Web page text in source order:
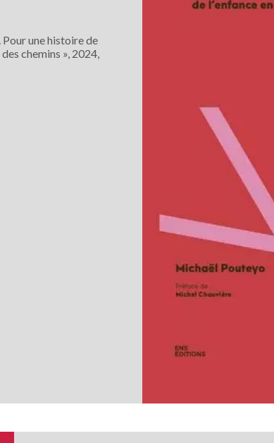
une histoire de
chemins », 2024,